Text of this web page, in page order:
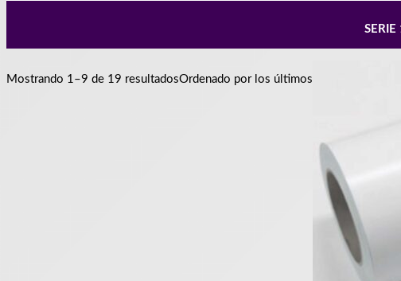
Mostrando 1–9 de 19 resultadosOrdenado por los últimos